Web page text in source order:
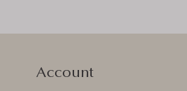
Account